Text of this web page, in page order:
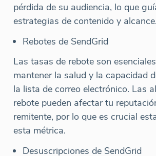
pérdida de su audiencia, lo que
estrategias de contenido y alcance.
Rebotes de SendGrid
Las tasas de rebote son
mantener la salud y la capacidad
la lista de correo electrónico. Las
rebote pueden afectar tu
remitente, por lo que es crucial
esta métrica.
Desuscripciones de SendGrid